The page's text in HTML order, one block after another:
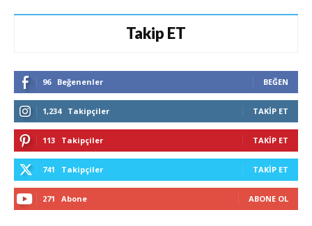
Takip ET
96 Beğenenler BEĞEN
1,234 Takipçiler TAKIP ET
113 Takipçiler TAKIP ET
741 Takipçiler TAKIP ET
271 Abone ABONE OL